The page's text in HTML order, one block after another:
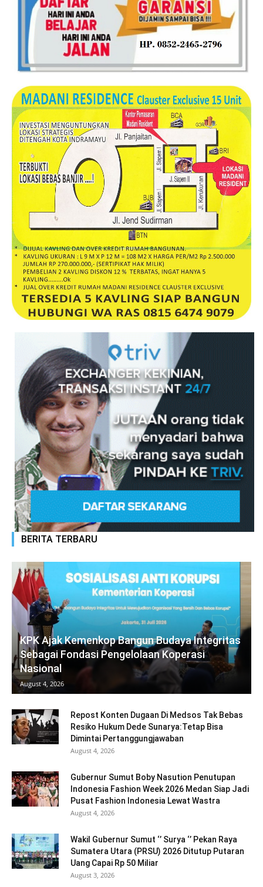
BERITA TERBARU
KPK Ajak Kemenkop Bangun Budaya Integritas
Sebagai Fondasi Pengelolaan Koperasi
Nasional
August 4, 2026
Repost Konten Dugaan Di Medsos Tak Bebas
Resiko Hukum Dede Sunarya:Tetap Bisa
Dimintai Pertanggungjawaban
August 4, 2026
Gubernur Sumut Boby Nasution Penutupan
Indonesia Fashion Week 2026 Medan Siap Jadi
Pusat Fashion Indonesia Lewat Wastra
August 4, 2026
Wakil Gubernur Sumut ‘’ Surya ‘’ Pekan Raya
Sumatera Utara (PRSU) 2026 Ditutup Putaran
Uang Capai Rp 50 Miliar
August 3, 2026